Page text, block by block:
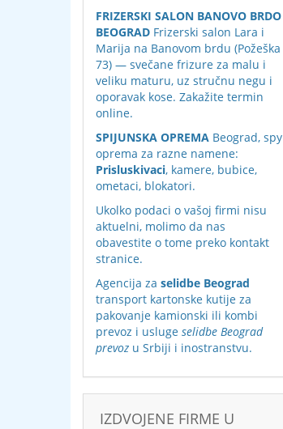
FRIZERSKI SALON BANOVO BRDO
BEOGRAD Frizerski salon Lara i
Marija na Banovom brdu (Požeška
73) — svečane frizure za malu i
veliku maturu, uz stručnu negu i
oporavak kose. Zakažite termin
online.
SPIJUNSKA OPREMA Beograd, spy
oprema za razne namene:
Prisluskivaci, kamere, bubice,
ometaci, blokatori.
Ukolko podaci o vašoj firmi nisu
aktuelni, molimo da nas
obavestite o tome preko kontakt
stranice.
Agencija za selidbe Beograd
transport kartonske kutije za
pakovanje kamionski ili kombi
prevoz i usluge selidbe Beograd
prevoz u Srbiji i inostranstvu.
IZDVOJENE FIRME U